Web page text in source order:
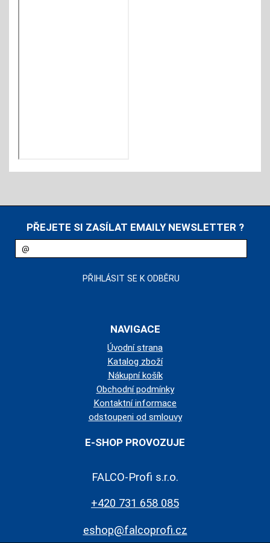
PŘEJETE SI ZASÍLAT EMAILY NEWSLETTER ?
NAVIGACE
Úvodní strana
Katalog zboží
Nákupní košík
Obchodní podmínky
Kontaktní informace
odstoupeni od smlouvy
E-SHOP PROVOZUJE
FALCO-Profi s.r.o.
+420 731 658 085
eshop@falcoprofi.cz